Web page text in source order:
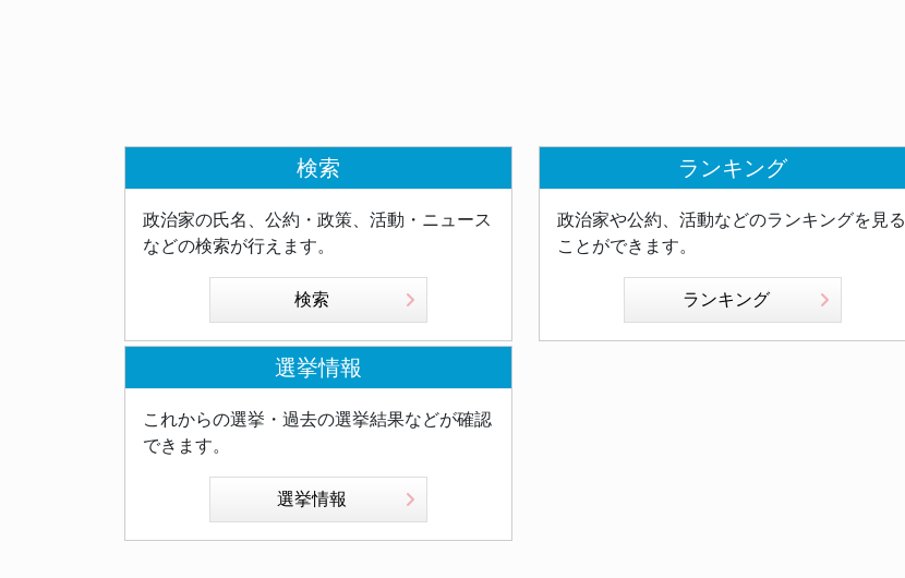
検索
政治家の氏名、公約・政策、活動・ニュース
などの検索が行えます。
検索
ランキング
政治家や公約、活動などのランキングを見る
ことができます。
ランキング
選挙情報
これからの選挙・過去の選挙結果などが確認
できます。
選挙情報